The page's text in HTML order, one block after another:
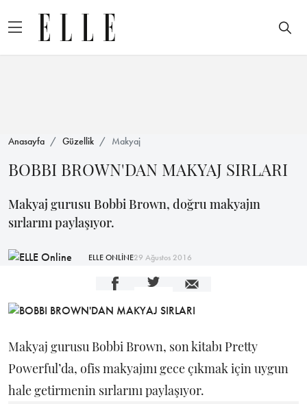
Anasayfa Güzellik Makyaj
BOBBI BROWN'DAN MAKYAJ SIRLARI
Makyaj gurusu Bobbi Brown, doğru makyajın
sırlarını paylaşıyor.
ELLE ONLİNE29 Ağustos 2016
Makyaj gurusu Bobbi Brown, son kitabı Pretty
Powerful’da, ofis makyajını gece çıkmak için uygun
hale getirmenin sırlarını paylaşıyor.